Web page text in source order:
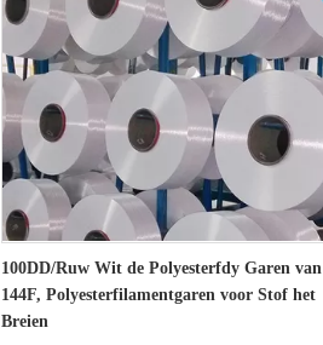
100DD/Ruw Wit de Polyesterfdy Garen van
144F, Polyesterfilamentgaren voor Stof het
Breien